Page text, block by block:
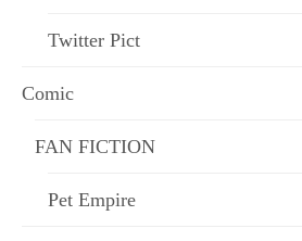
Twitter Pict
Comic
FAN FICTION
Pet Empire